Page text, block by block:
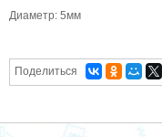
Диаметр: 5мм
Поделиться